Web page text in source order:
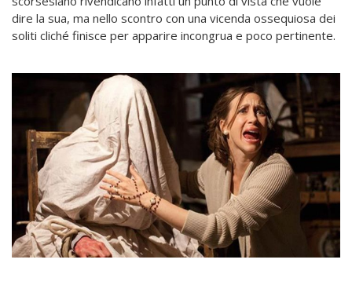
dire la sua, ma nello scontro con una vicenda ossequiosa dei
soliti cliché finisce per apparire incongrua e poco pertinente.